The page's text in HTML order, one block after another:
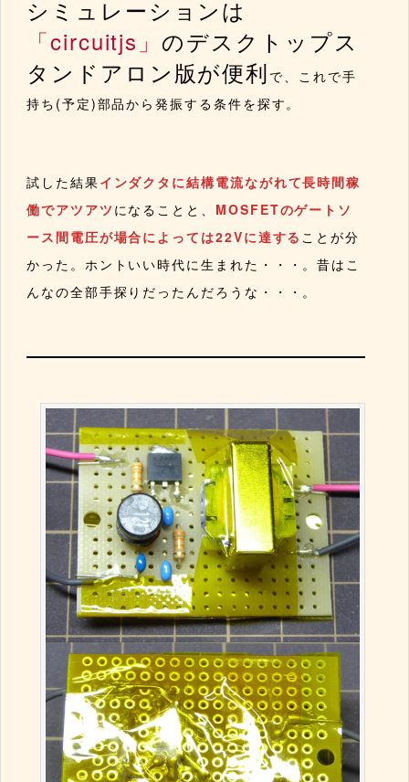
シミュレーションは
「circuitjs」 のデスクトップス
タンドアロン版が便利 で、これで手
持ち(予定)部品から発振する条件を探す。
試した結果インダクタに結構電流ながれて長時間稼
働でアツアツ になることと、 MOSFETのゲートソ
ース間電圧が場合によっては22Vに達する ことが分
かった。ホントいい時代に生まれた・・・。昔はこ
んなの全部手探りだったんだろうな・・・。